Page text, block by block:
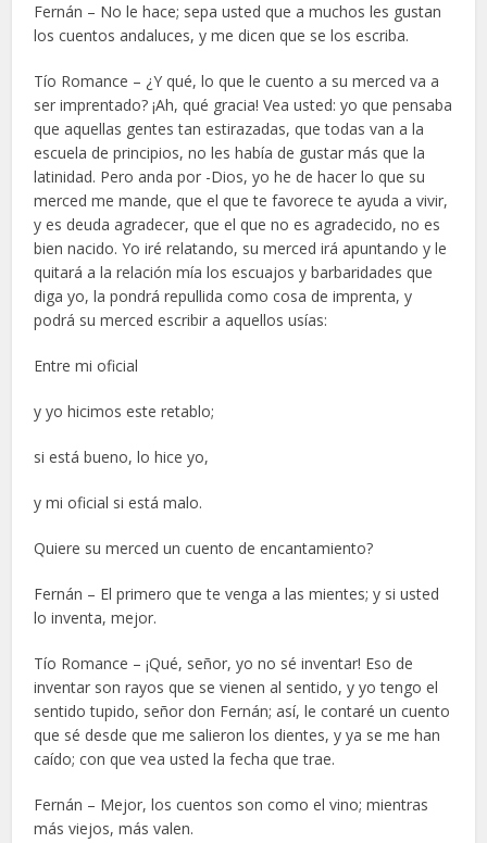
Fernán – No le hace; sepa usted que a muchos les gustan
los cuentos andaluces, y me dicen que se los escriba.
Tío Romance – ¿Y qué, lo que le cuento a su merced va a
ser imprentado? ¡Ah, qué gracia! Vea usted: yo que pensaba
que aquellas gentes tan estirazadas, que todas van a la
escuela de principios, no les había de gustar más que la
latinidad. Pero anda por -Dios, yo he de hacer lo que su
merced me mande, que el que te favorece te ayuda a vivir,
y es deuda agradecer, que el que no es agradecido, no es
bien nacido. Yo iré relatando, su merced irá apuntando y le
quitará a la relación mía los escuajos y barbaridades que
diga yo, la pondrá repullida como cosa de imprenta, y
podrá su merced escribir a aquellos usías:
Entre mi oficial
y yo hicimos este retablo;
si está bueno, lo hice yo,
y mi oficial si está malo.
Quiere su merced un cuento de encantamiento?
Fernán – El primero que te venga a las mientes; y si usted
lo inventa, mejor.
Tío Romance – ¡Qué, señor, yo no sé inventar! Eso de
inventar son rayos que se vienen al sentido, y yo tengo el
sentido tupido, señor don Fernán; así, le contaré un cuento
que sé desde que me salieron los dientes, y ya se me han
caído; con que vea usted la fecha que trae.
Fernán – Mejor, los cuentos son como el vino; mientras
más viejos, más valen.